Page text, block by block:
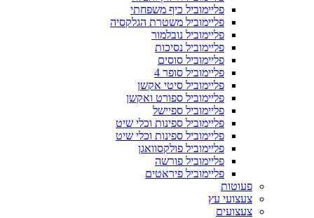
פליימוביל כיף משפחתי
פליימוביל משטרת הגלקסיה
פליימוביל נובלמור
פליימוביל נסיכות
פליימוביל סוסים
פליימוביל סופר 4
פליימוביל סיטי אקשן
פליימוביל ספורט ואקשן
פליימוביל ספיישל
פליימוביל ספינות וכלי שיט
פליימוביל ספינות וכלי שיט
פליימוביל פולקסוואגן
פליימוביל פורשה
פליימוביל פיראטים
פעוטות
צעצועי עץ
צעצועים